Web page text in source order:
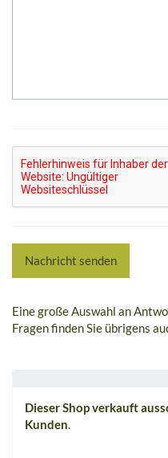
Nachricht senden
Eine große Auswahl an
Fragen finden Sie übrigens
Dieser Shop verkauft
Kunden